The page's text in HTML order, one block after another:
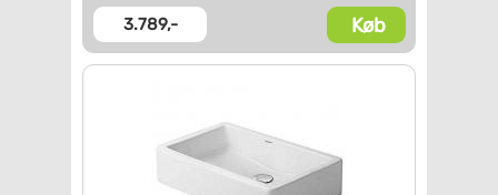
3.789,- Køb